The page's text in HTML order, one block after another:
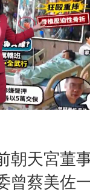
朝天宮董
曾蔡美佐